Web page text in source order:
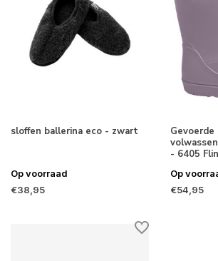
sloffen ballerina eco - zwart
Op voorraad
€38,95
- 6405
Op
€54,95